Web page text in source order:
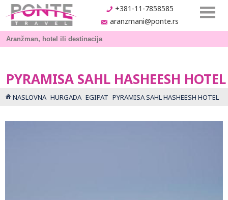
+381-11-7858585
aranzmani@ponte.rs
PYRAMISA SAHL HASHEESH HOTEL
NASLOVNA HURGADA EGIPAT PYRAMISA SAHL HASHEESH HOTEL